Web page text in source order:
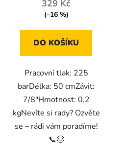
329 Kč
(–16 %)
DO KOŠÍKU
Pracovní tlak: 225
barDélka: 50 cmZávit:
7/8"Hmotnost: 0,2
kgNevíte si rady? Ozvěte
se – rádi vám poradíme!
📞😊